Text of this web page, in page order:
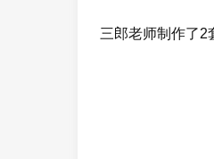
三郎老师制作了2